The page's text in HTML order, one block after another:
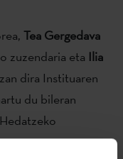
Tea Gergedava
zuzendaria eta Ilia
dira Instituaren
du bileran